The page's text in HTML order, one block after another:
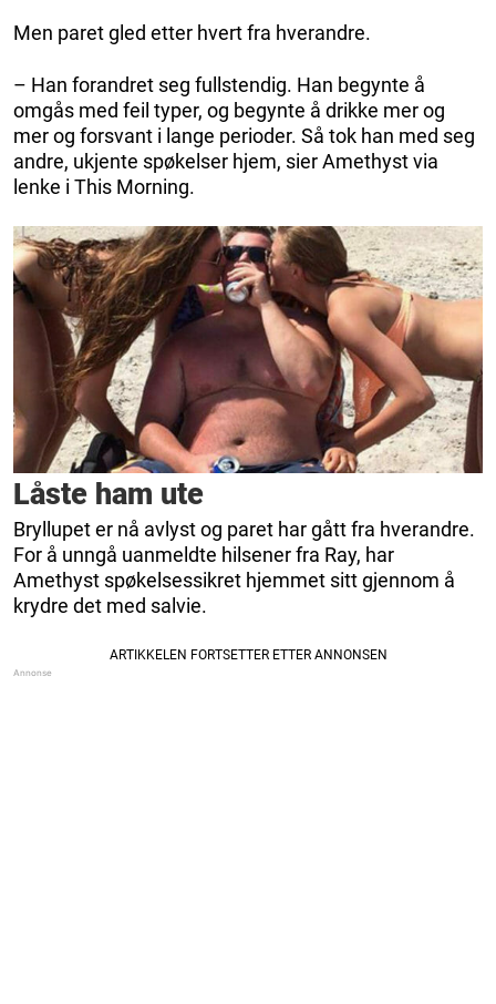
Men paret gled etter hvert fra hverandre.
– Han forandret seg fullstendig. Han begynte å
omgås med feil typer, og begynte å drikke mer og
mer og forsvant i lange perioder. Så tok han med seg
andre, ukjente spøkelser hjem, sier Amethyst via
lenke i This Morning.
Låste ham ute
Bryllupet er nå avlyst og paret har gått fra hverandre.
For å unngå uanmeldte hilsener fra Ray, har
Amethyst spøkelsessikret hjemmet sitt gjennom å
krydre det med salvie.